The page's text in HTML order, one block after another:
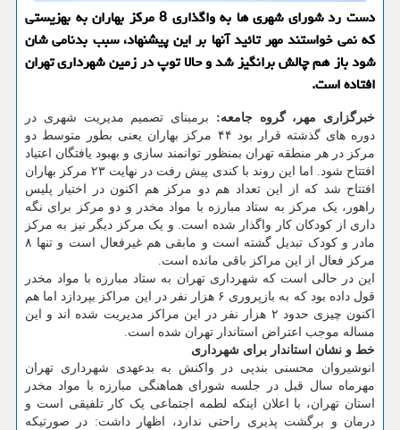
دست رد شورای شهری ها به واگذاری 8 مرکز بهاران به بهزیستی
که نمی خواستند مهر تائید آنها بر این پیشنهاد، سبب بدنامی شان
شود باز هم چالش برانگیز شد و حالا توپ در زمین شهرداری تهران
افتاده است.
خبرگزاری مهر، گروه جامعه: برمبنای تصمیم مدیریت شهری در
دوره های گذشته قرار بود ۴۴ مرکز بهاران یعنی بطور متوسط دو
مرکز در هر منطقه تهران بمنظور توانمند سازی و بهبود یافتگان اعتیاد
افتتاح شود. اما این روند با کندی پیش رفت در نهایت ۲۳ مرکز بهاران
افتتاح شد که از این تعداد هم دو مرکز هم اکنون در اختیار پلیس
راهور، یک مرکز به ستاد مبارزه با مواد مخدر و دو مرکز برای نگه
داری از کودکان کار واگذار شده است. و یک مرکز دیگر نیز به مرکز
مادر و کودک تبدیل گشته است و مابقی هم غیرفعال است و تنها ۸
مرکز فعال از این مراکز باقی مانده است.
این در حالی است که شهرداری تهران به ستاد مبارزه با مواد مخدر
قول داده بود که به بازپروری ۶ هزار نفر در این مراکز بپردازد اما هم
اکنون چیزی حدود ۲ هزار نفر در این مراکز مدیریت شده اند و این
مساله موجب اعتراض استاندار تهران شده است.
خط و نشان استاندار برای شهرداری
انوشیروان محسنی بندپی در واکنش به بدعهدی شهرداری تهران
مهرماه سال قبل در جلسه شورای هماهنگی مبارزه با مواد مخدر
استان تهران، با اعلان اینکه لطمه اجتماعی یک کار تلفیقی است و
درمان و برگشت پذیری راحتی ندارد، اظهار داشت: در صورتیکه